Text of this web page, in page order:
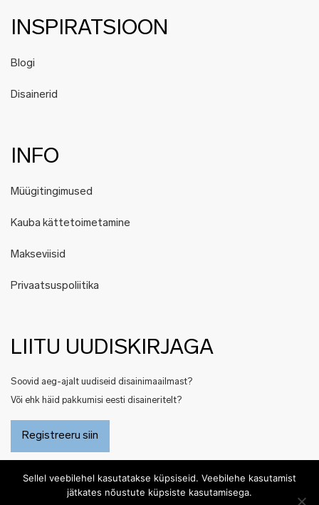
INSPIRATSIOON
Blogi
Disainerid
INFO
Müügitingimused
Kauba kättetoimetamine
Makseviisid
Privaatsuspoliitika
LIITU UUDISKIRJAGA
Soovid aeg-ajalt uudiseid disainimaailmast?
Või ehk häid pakkumisi eesti disaineritelt?
Registreeru siin
Sellel veebilehel kasutatakse küpsiseid. Veebilehe kasutamist
jätkates nõustute küpsiste kasutamisega.